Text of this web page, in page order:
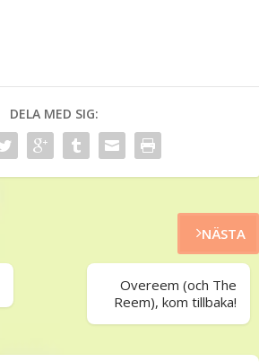
DELA MED SIG:
NÄSTA
Overeem (och The
Reem), kom tillbaka!